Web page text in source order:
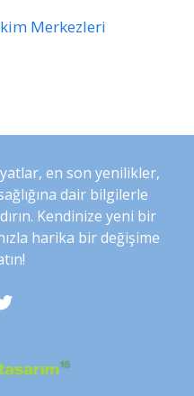
Merkezleri
en son yenilikler,
dair bilgilerle
Kendinize yeni bir
harika bir değişime